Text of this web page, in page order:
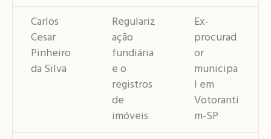
Carlos
Cesar
Pinheiro
da Silva
Regulariz
ação
fundiária
e o
registros
de
imóveis
Ex-
procurad
or
municipa
l em
Votoranti
m-SP